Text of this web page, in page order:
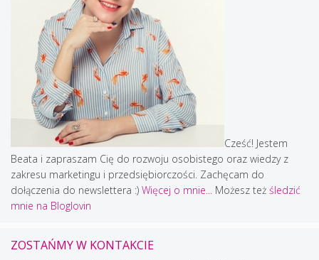
Cześć! Jestem
Beata i zapraszam Cię do rozwoju osobistego oraz wiedzy z
zakresu marketingu i przedsiębiorczości. Zachęcam do
dołączenia do newslettera :) Więcej o mnie... Możesz też śledzić
mnie na Bloglovin
ZOSTAŃMY W KONTAKCIE